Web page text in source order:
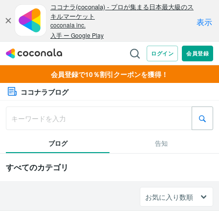
会員登録で10％割引クーポンを獲得！
ココナラブログ
ブログ 告知
すべてのカテゴリ